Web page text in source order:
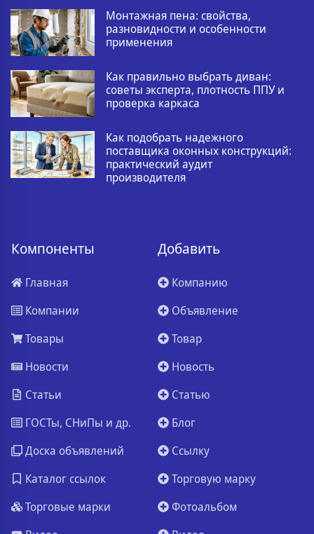
Монтажная пена: свойства,
разновидности и особенности
применения
Как правильно выбрать диван:
советы эксперта, плотность ППУ и
проверка каркаса
Как подобрать надежного
поставщика оконных конструкций:
практический аудит
производителя
Компоненты
Главная
Компании
Товары
Новости
Статьи
ГОСТы, СНиПы и др.
Доска объявлений
Каталог ссылок
Торговые марки
Добавить
Компанию
Объявление
Товар
Новость
Статью
Блог
Ссылку
Торговую марку
Фотоальбом